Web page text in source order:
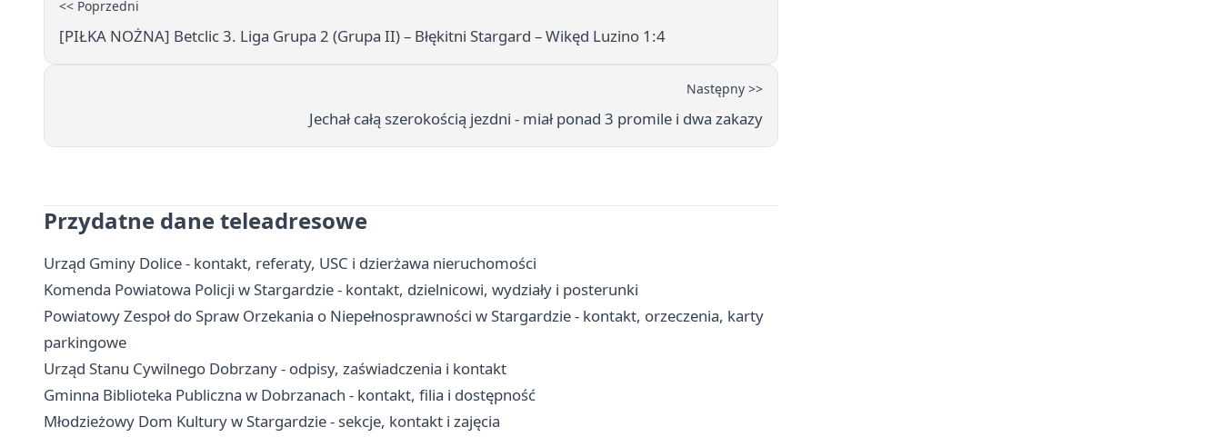
<< Poprzedni
[PIŁKA NOŻNA] Betclic 3. Liga Grupa 2 (Grupa II) – Błękitni Stargard – Wikęd Luzino 1:4
Następny >>
Jechał całą szerokością jezdni - miał ponad 3 promile i dwa zakazy
Przydatne dane teleadresowe
Urząd Gminy Dolice - kontakt, referaty, USC i dzierżawa nieruchomości
Komenda Powiatowa Policji w Stargardzie - kontakt, dzielnicowi, wydziały i posterunki
Powiatowy Zespoł do Spraw Orzekania o Niepełnosprawności w Stargardzie - kontakt, orzeczenia, karty
parkingowe
Urząd Stanu Cywilnego Dobrzany - odpisy, zaświadczenia i kontakt
Gminna Biblioteka Publiczna w Dobrzanach - kontakt, filia i dostępność
Młodzieżowy Dom Kultury w Stargardzie - sekcje, kontakt i zajęcia